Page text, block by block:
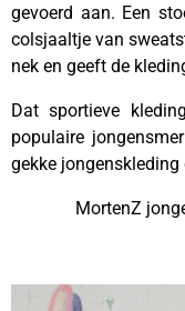
gevoerd aan. Een
colsjaaltje van
nek en geeft de
Dat sportieve
populaire
gekke
MortenZ